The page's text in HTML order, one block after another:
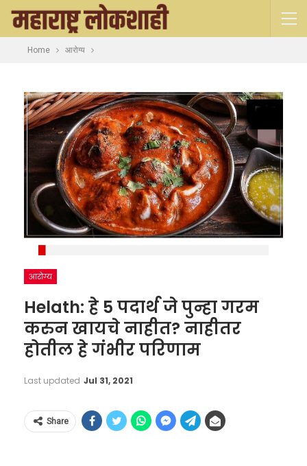
Home आरोग्य
आरोग्य
Helath: हे 5 पदार्थ जे पुन्हा गरम
करुन खायचे नाहीत? नाहीतर
होतील हे गंभीर परिणाम
Last updated Jul 31, 2021
Share